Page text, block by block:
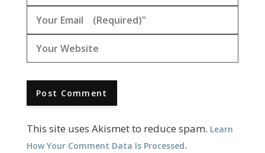
This site uses Akismet to reduce spam. Learn
How Your Comment Data Is Processed.